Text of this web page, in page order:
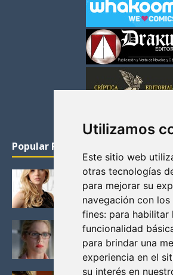
Utilizamos
Este sitio web
otras tecnologías
para mejorar su
navegación con los
fines: para habilitar
funcionalidad
para brindar una
experiencia en el
su interés en
Popular Posts
KATHERYN WINNICK: LA
VIKINGOS
Junio 14, 2013
FELICITY (EMILY BETT
MAS BONITAS DE LA
Noviembre 30, 2013